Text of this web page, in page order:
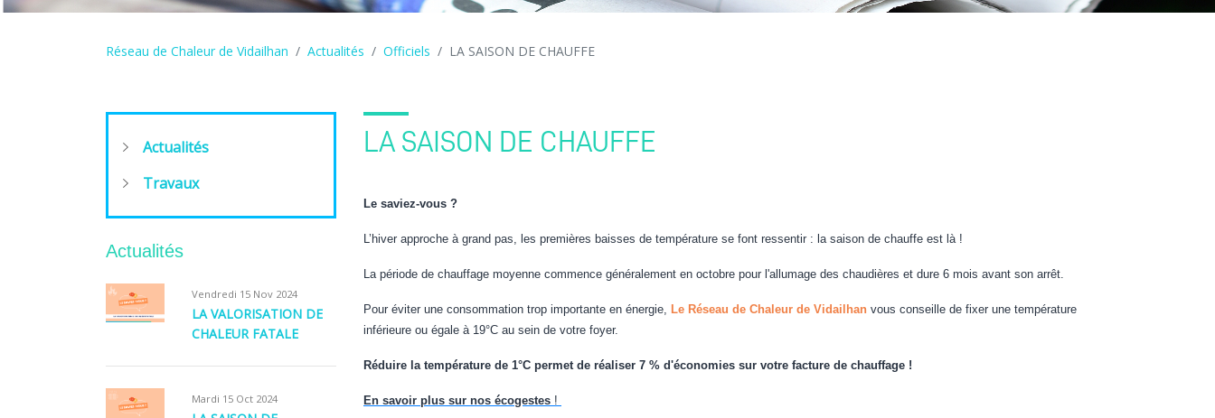
Réseau de Chaleur de Vidailhan Actualités Officiels LA SAISON DE CHAUFFE
Actualités
Travaux
Actualités
Vendredi 15 Nov 2024
LA VALORISATION DE
CHALEUR FATALE
Mardi 15 Oct 2024
LA SAISON DE CHAUFFE
Le saviez-vous ?
L’hiver approche à grand pas, les premières baisses de température se font ressentir : la saison de chauffe est là !
La période de chauffage moyenne commence généralement en octobre pour l'allumage des chaudières et dure 6 mois avant son arrêt.
Pour éviter une consommation trop importante en énergie, Le Réseau de Chaleur de Vidailhan vous conseille de fixer une température
inférieure ou égale à 19°C au sein de votre foyer.
Réduire la température de 1°C permet de réaliser 7 % d'économies sur votre facture de chauffage !
En savoir plus sur nos écogestes !